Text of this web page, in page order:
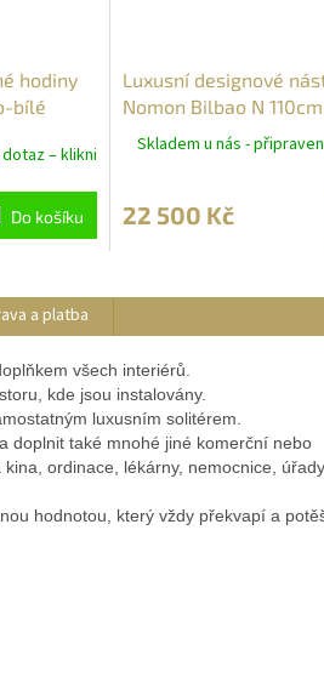
hodiny
bílé
dotaz – klikni
Do košíku
Luxusní designové
Nomon Bilbao N
černé
Skladem u nás -
22 500 Kč
a platba
všech interiérů.
kde jsou instalovány.
luxusním solitérem.
doplnit také mnohé jiné komerční nebo
ordinace, lékárny, nemocnice, úřady
hodnotou, který vždy překvapí a